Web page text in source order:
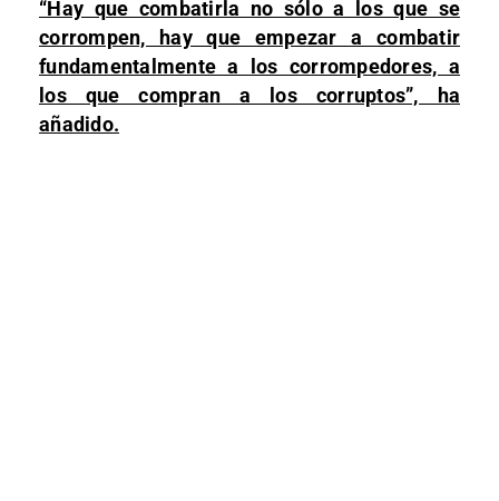
“Hay que combatirla no sólo a los que se
corrompen, hay que empezar a combatir
fundamentalmente a los corrompedores, a
los que compran a los corruptos”, ha
añadido.